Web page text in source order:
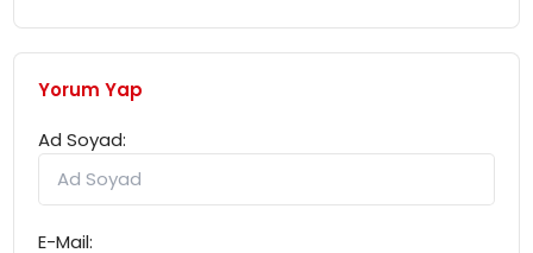
Yorum Yap
Ad Soyad:
E-Mail: